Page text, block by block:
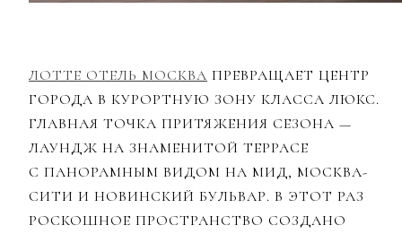
ЛОТТЕ ОТЕЛЬ МОСКВА ПРЕВРАЩАЕТ ЦЕНТР
ГОРОДА В КУРОРТНУЮ ЗОНУ КЛАССА ЛЮКС.
ГЛАВНАЯ ТОЧКА ПРИТЯЖЕНИЯ СЕЗОНА —
ЛАУНДЖ НА ЗНАМЕНИТОЙ ТЕРРАСЕ
С ПАНОРАМНЫМ ВИДОМ НА МИД, МОСКВА-
СИТИ И НОВИНСКИЙ БУЛЬВАР. В ЭТОТ РАЗ
РОСКОШНОЕ ПРОСТРАНСТВО СОЗДАНО